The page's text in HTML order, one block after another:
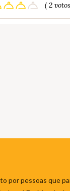
( 2
por pessoas que